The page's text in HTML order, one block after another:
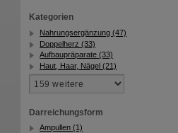
Kategorien
Nahrungsergänzung (47)
Doppelherz (33)
Aufbaupräparate (33)
Haut, Haar, Nägel (21)
Darreichungsform
Ampullen (1)